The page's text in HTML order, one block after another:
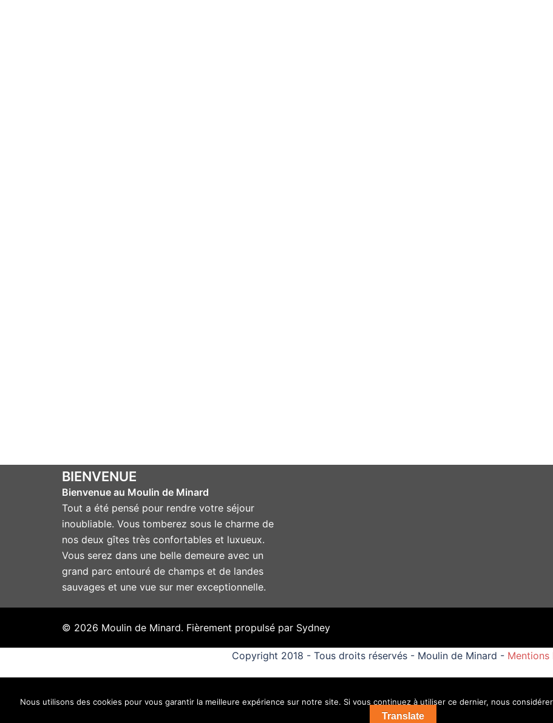
BIENVENUE
Bienvenue au Moulin de Minard
Tout a été pensé pour rendre votre séjour
inoubliable. Vous tomberez sous le charme de
nos deux gîtes très confortables et luxueux.
Vous serez dans une belle demeure avec un
grand parc entouré de champs et de landes
sauvages et une vue sur mer exceptionnelle.
© 2026 Moulin de Minard. Fièrement propulsé par Sydney
Translate
Copyright 2018 - Tous droits réservés - Moulin de Minard - Mentions
Nous utilisons des cookies pour vous garantir la meilleure expérience sur notre site. Si vous continuez à utiliser ce dernier, nous